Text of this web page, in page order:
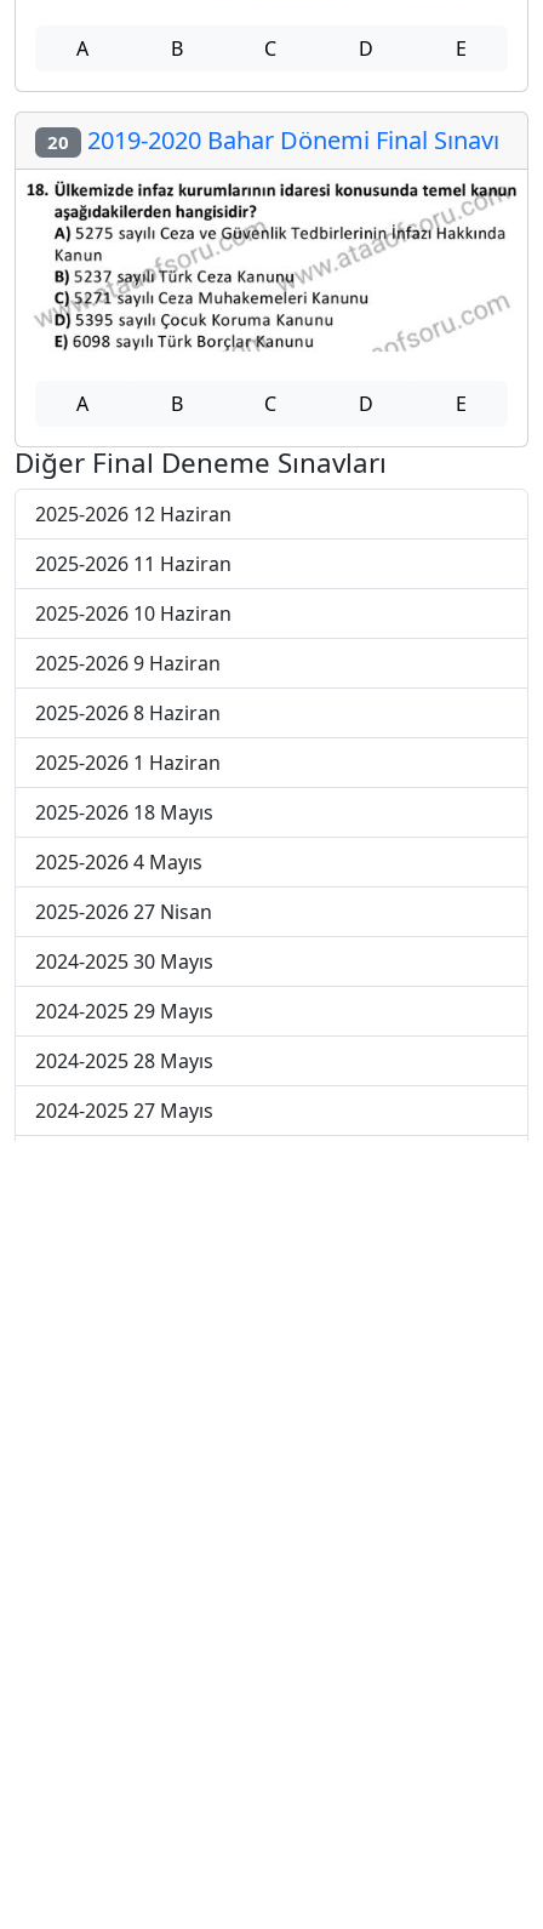
A B C D E
20 2019-2020 Bahar Dönemi Final Sınavı
A B C D E
Diğer Final Deneme Sınavları
2025-2026 12 Haziran
2025-2026 11 Haziran
2025-2026 10 Haziran
2025-2026 9 Haziran
2025-2026 8 Haziran
2025-2026 1 Haziran
2025-2026 18 Mayıs
2025-2026 4 Mayıs
2025-2026 27 Nisan
2024-2025 30 Mayıs
2024-2025 29 Mayıs
2024-2025 28 Mayıs
2024-2025 27 Mayıs